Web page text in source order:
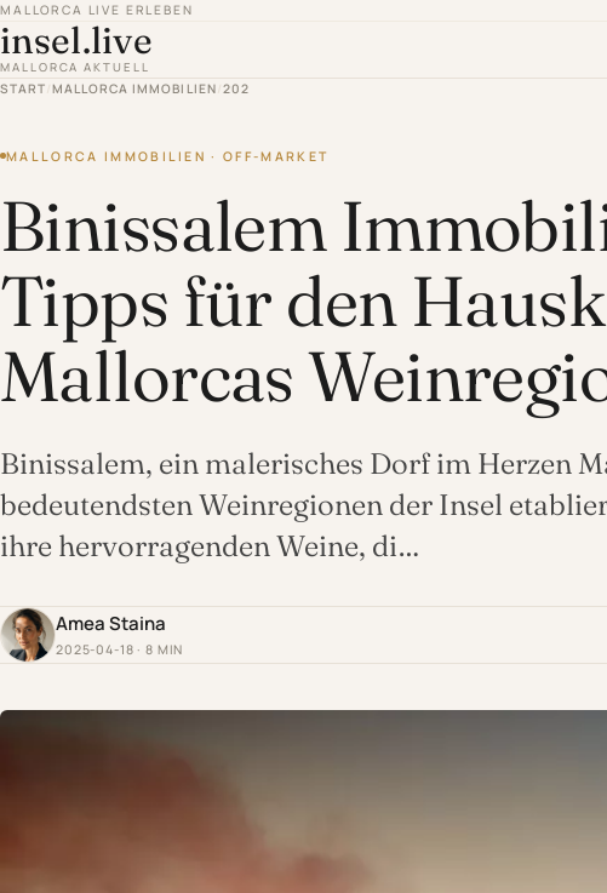
MALLORCA LIVE ERLEBEN
insel.live
MALLORCA AKTUELL
START /MALLORCA IMMOBILIEN 202
MALLORCA IMMOBILIEN · OFF-MARKET
Binissalem
Tipps für den
Mallorcas
Binissalem, ein malerisches Dorf im Herzen
bedeutendsten Weinregionen der Insel
ihre hervorragenden Weine, di…
Amea Staina
2025-04-18 · 8 MIN